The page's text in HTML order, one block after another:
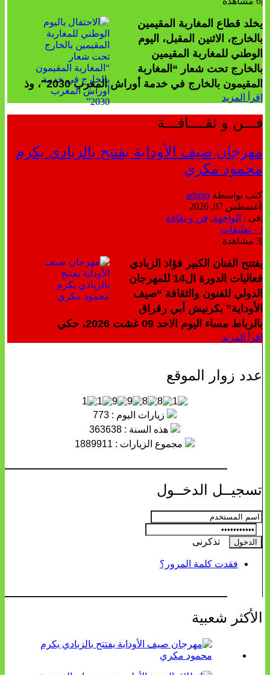
يخلد قطاع المغاربة المقيمين
بالخارج، الاثنين المقبل، اليوم
الوطني للمغاربة المقيمين
بالخارج تحت شعار “المغاربة
المقيمون بالخارج في خدمة أوراش المغرب 2030″، وذ
إقرأ المزيد
فـــن و ثقــــافـــة
مهرجان صيف الأوداية يفتتح بالزبادي يكرم
محمود مكري
كتب بواسطةadmin
أغسطس 07, 2026
فى : الواجهة,فن و ثقافة
يفتتح الفنان الكبير فؤاد الزبادي
فعاليات الدورة ال14 للمهرجان
الدولي للفنون والثقافة “صيف
الأوداية” بكرنيش أبي رقراق
بالرباط مساء اليوم الاحد 09 غشت 2026، حكي
إقرأ المزيد
عدد زوار الموقع
زيارات اليوم : 773
هذه السنة : 363638
مجموع الزيارات : 1889911
تسجيــل الدخــول
تذكرنى
فقدت كلمة المرور؟
الأكثر شعبية